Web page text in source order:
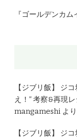
『ゴールデンカ
【ジブリ飯】 ジ
え！” 考察&再現
mangameshi より
【ジブリ飯】 ジ